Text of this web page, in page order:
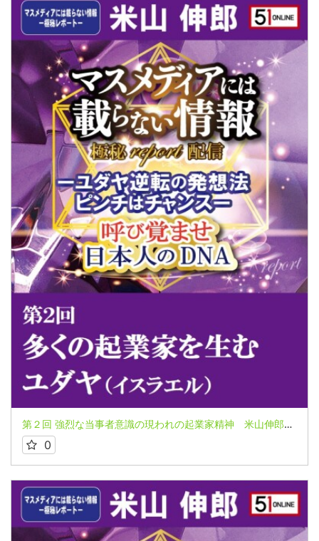
第２回 強烈な当事者意識の現われの起業家精神 米山伸郎氏～マスメディアには載らない情報 極秘レポートシリーズ～
0